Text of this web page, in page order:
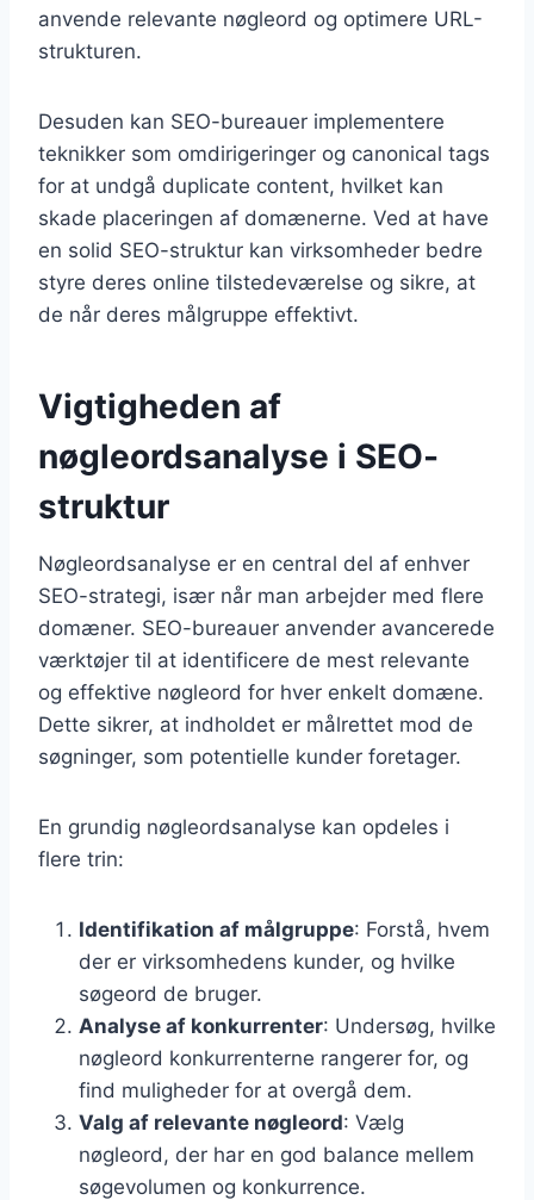
anvende relevante nøgleord og optimere URL-
strukturen.
Desuden kan SEO-bureauer implementere
teknikker som omdirigeringer og canonical tags
for at undgå duplicate content, hvilket kan
skade placeringen af domænerne. Ved at have
en solid SEO-struktur kan virksomheder bedre
styre deres online tilstedeværelse og sikre, at
de når deres målgruppe effektivt.
Vigtigheden af
nøgleordsanalyse i SEO-
struktur
Nøgleordsanalyse er en central del af enhver
SEO-strategi, især når man arbejder med flere
domæner. SEO-bureauer anvender avancerede
værktøjer til at identificere de mest relevante
og effektive nøgleord for hver enkelt domæne.
Dette sikrer, at indholdet er målrettet mod de
søgninger, som potentielle kunder foretager.
En grundig nøgleordsanalyse kan opdeles i
flere trin:
Identifikation af målgruppe: Forstå, hvem
der er virksomhedens kunder, og hvilke
søgeord de bruger.
Analyse af konkurrenter: Undersøg, hvilke
nøgleord konkurrenterne rangerer for, og
find muligheder for at overgå dem.
Valg af relevante nøgleord: Vælg
nøgleord, der har en god balance mellem
søgevolumen og konkurrence.